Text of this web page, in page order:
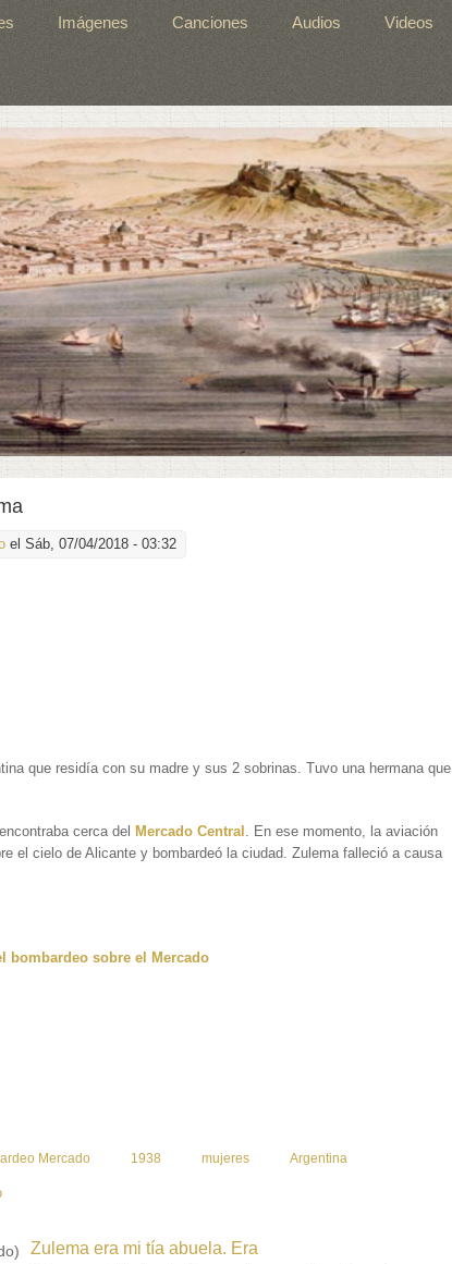
Imágenes Canciones Audios Videos
el Sáb, 07/04/2018 - 03:32
que residía con su madre y sus 2 sobrinas. Tuvo una hermana que
cerca del Mercado Central . En ese momento, la aviación
el cielo de Alicante y bombardeó la ciudad. Zulema falleció a causa
bombardeo sobre el Mercado
Mercado 1938 mujeres Argentina
Zulema era mi tía abuela. Era